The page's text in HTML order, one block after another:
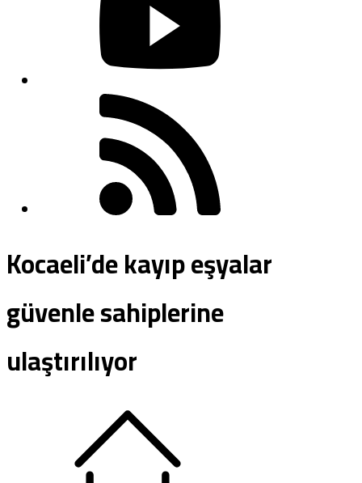
Kocaeli’de kayıp eşyalar
güvenle sahiplerine
ulaştırılıyor